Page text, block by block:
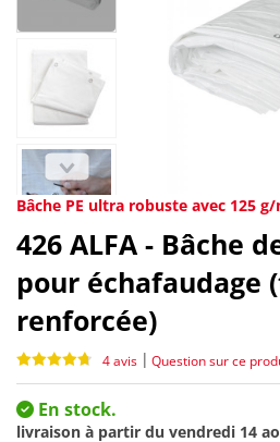
Bâche PE ultra robuste avec 125 g/
426 ALFA - Bâche
pour échafaudage
renforcée)
4 avis | Question sur ce
En stock.
livraison à partir du vendredi 14